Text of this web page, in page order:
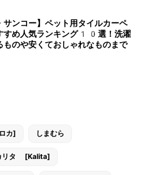
サンコー】ペット用タイルカーペ
すめ人気ランキング10選！洗濯
ものや安くておしゃれなものまで
カ] しまむら
リタ [Kalita]